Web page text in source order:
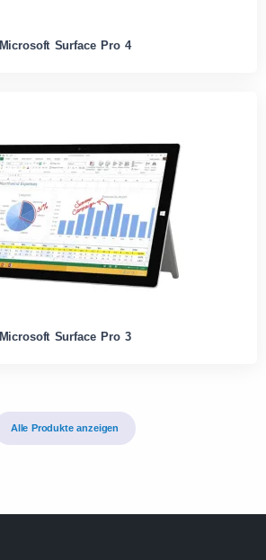
Microsoft Surface Pro 4
Microsoft Surface Pro 3
Alle Produkte anzeigen